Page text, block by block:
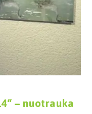
– nuotrauka